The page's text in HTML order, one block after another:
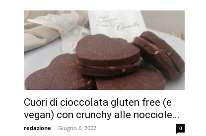
Cuori di cioccolata gluten free (e
vegan) con crunchy alle nocciole...
redazione - Giugno 6, 2022 0